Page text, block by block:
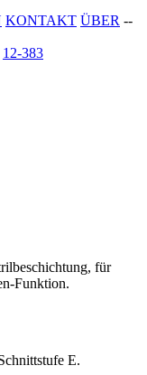
KONTAKT ÜBER --
12-383
für
Funktion.
E.